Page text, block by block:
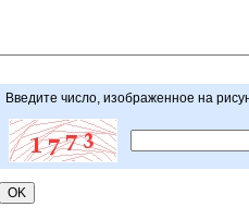
Введите число, изображенное на